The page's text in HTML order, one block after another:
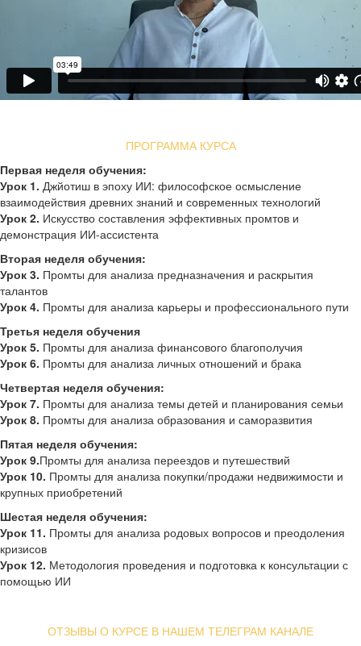
ПРОГРАММА КУРСА
Первая неделя обучения:
Урок 1. Джйотиш в эпоху ИИ: философское осмысление
взаимодействия древних знаний и современных технологий
Урок 2. Искусство составления эффективных промтов и
демонстрация ИИ-ассистента
Вторая неделя обучения:
Урок 3. Промты для анализа предназначения и раскрытия
талантов
Урок 4. Промты для анализа карьеры и профессионального пути
Третья неделя обучения
Урок 5. Промты для анализа финансового благополучия
Урок 6. Промты для анализа личных отношений и брака
Четвертая неделя обучения:
Урок 7. Промты для анализа темы детей и планирования семьи
Урок 8. Промты для анализа образования и саморазвития
Пятая неделя обучения:
Урок 9.Промты для анализа переездов и путешествий
Урок 10. Промты для анализа покупки/продажи недвижимости и
крупных приобретений
Шестая неделя обучения:
Урок 11. Промты для анализа родовых вопросов и преодоления
кризисов
Урок 12. Методология проведения и подготовка к консультации с
помощью ИИ
ОТЗЫВЫ О КУРСЕ В НАШЕМ ТЕЛЕГРАМ КАНАЛЕ